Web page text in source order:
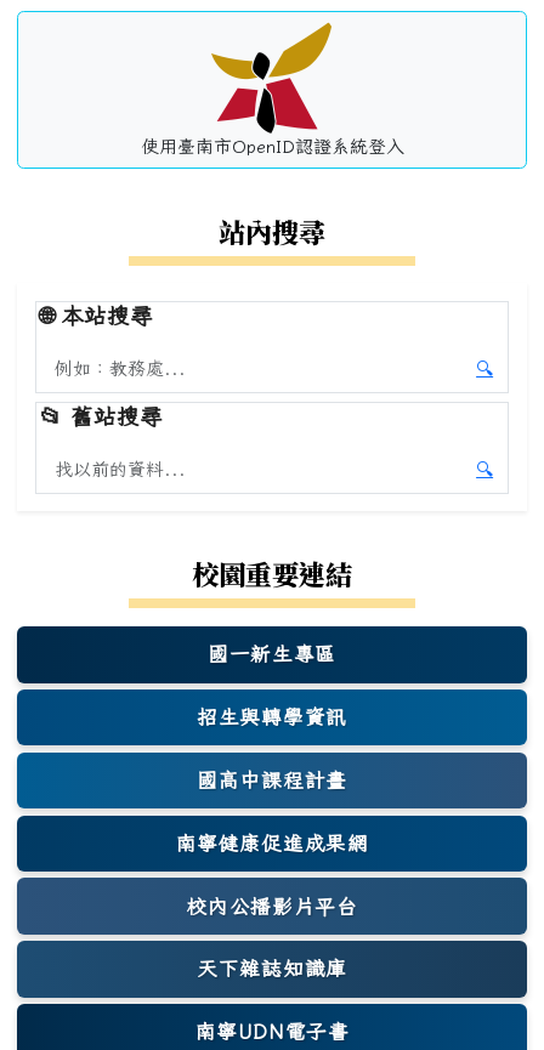
使用臺南市OpenID認證系統登入
站內搜尋
🌐本站搜尋
搜尋本站內容
🔍
開始本
📂 舊站搜尋
搜尋舊站內容
🔍
開始舊
校園重要連結
國一新生專區
(另開新視窗)
招生與轉學資訊
國高中課程計畫
南寧健康促進成果網
(另開新視窗)
校內公播影片平台
天下雜誌知識庫
(另開新視窗)
南寧UDN電子書